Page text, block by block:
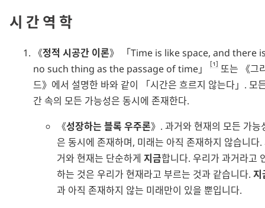
시간역학
정적 시공간 이론
Time is like space, and there
no such thing as the passage of time
1 또는
그
드
에서 설명한 바와 같이 시간은 흐르지 않는다
. 모
간 속의 모든 가능성은 동시에 존재한다.
성장하는 블록 우주론
. 과거와 현재의 모든 가능
은 동시에 존재하며, 미래는 아직 존재하지 않습니다.
거와 현재는 단순하게 지금합니다. 우리가 과거라고
하는 것은 우리가 현재라고 부르는 것과 같습니다. 지
과 아직 존재하지 않는 미래만이 있을 뿐입니다.